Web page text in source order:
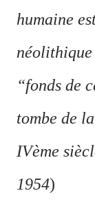
humaine
“fonds de
tombe de
IVème
1954)